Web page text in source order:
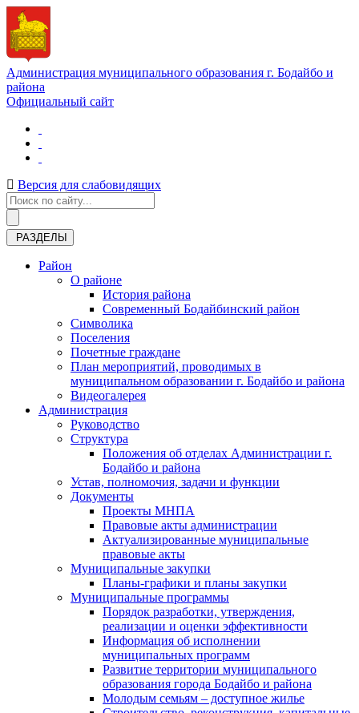
Администрация муниципального образования г. Бодайбо и
района
Официальный сайт
Версия для слабовидящих
РАЗДЕЛЫ
Район
О районе
История района
Современный Бодайбинский район
Символика
Поселения
Почетные граждане
План мероприятий, проводимых в
муниципальном образовании г. Бодайбо и района
Видеогалерея
Администрация
Руководство
Структура
Положения об отделах Администрации г.
Бодайбо и района
Устав, полномочия, задачи и функции
Документы
Проекты МНПА
Правовые акты администрации
Актуализированные муниципальные
правовые акты
Муниципальные закупки
Планы-графики и планы закупки
Муниципальные программы
Порядок разработки, утверждения,
реализации и оценки эффективности
Информация об исполнении
муниципальных программ
Развитие территории муниципального
образования города Бодайбо и района
Молодым семьям – доступное жилье